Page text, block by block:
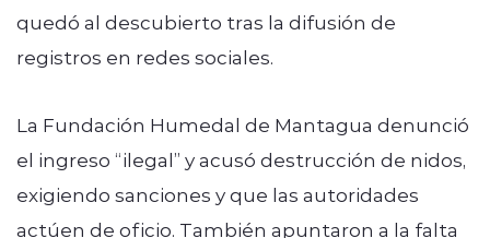
quedó al descubierto tras la difusión de
registros en redes sociales.
La Fundación Humedal de Mantagua denunció
el ingreso “ilegal” y acusó destrucción de nidos,
exigiendo sanciones y que las autoridades
actúen de oficio. También apuntaron a la falta